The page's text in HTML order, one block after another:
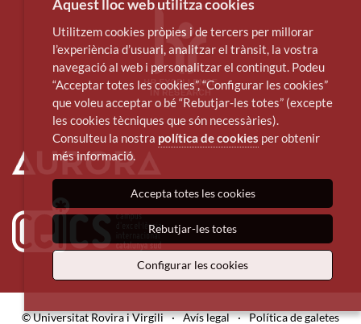
© Universitat Rovira i Virgili · Avís legal · Política de galetes
Aquest lloc web utilitza cookies
Utilitzem cookies pròpies i de tercers per millorar
l’experiència d’usuari, analitzar el trànsit, la vostra
navegació al web i personalitzar el contingut. Podeu
“Acceptar totes les cookies”, “Configurar les cookies”
que voleu acceptar o bé “Rebutjar-les totes” (excepte
les cookies tècniques que són necessàries).
Consulteu la nostra política de cookies per obtenir
més informació.
Accepta totes les cookies
Rebutjar-les totes
Configurar les cookies